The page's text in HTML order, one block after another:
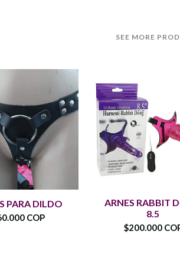
SEE MORE
PARA DILDO
COP
ARNES RABBIT
8.5
$200.000